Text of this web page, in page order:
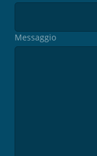
Messaggio